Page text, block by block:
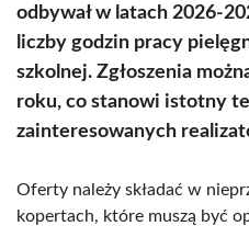
odbywał w latach 2026-
liczby godzin pracy
szkolnej. Zgłoszenia
roku, co stanowi istotny
zainteresowanych
Oferty należy składać w
kopertach, które muszą być